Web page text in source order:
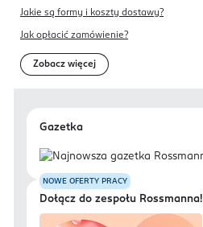
Jakie są formy i koszty dostawy?
Jak opłacić zamówienie?
Zobacz więcej
Gazetka
NOWE OFERTY PRACY
Dołącz do zespołu Rossmanna!